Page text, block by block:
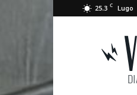
25.3 C Lugo